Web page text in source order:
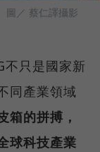
圖／ 蔡仁譯攝影
不只是國家新
同產業領域
箱的拼搏，
球科技產業